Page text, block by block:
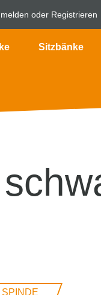
oder Registrieren
Sitzbänke
M